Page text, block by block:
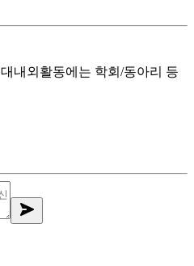
내외활동에는 학회/동아리 등